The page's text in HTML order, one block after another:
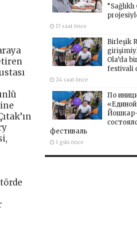
17 saat önce
Birleşik
Ola’da
festivali
24 saat önce
По
фестиваль
1 gün önce